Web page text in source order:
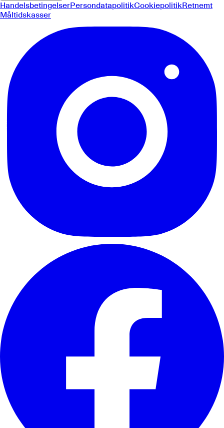
HandelsbetingelserPersondatapolitikCookiepolitikRetnemt
Måltidskasser